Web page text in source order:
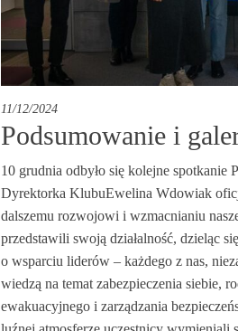
11/12/2024
Podsumowanie i
10 grudnia odbyło się kolejne
Dyrektorka KlubuEwelina Wdowiak
dalszemu rozwojowi i wzmacnianiu
przedstawili swoją działalność, dzieląc
o wsparciu liderów – każdego z nas,
wiedzą na temat zabezpieczenia siebie,
ewakuacyjnego i zarządzania